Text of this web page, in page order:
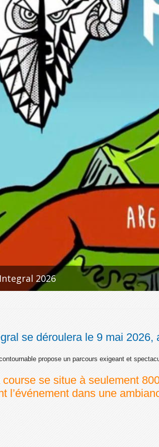
2026
se déroulera le 9 mai
propose un parcours exigeant et
se situe à seulement
l’événement dans une